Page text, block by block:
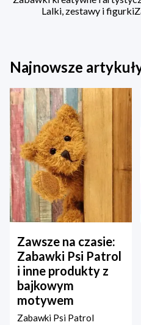
Lalki, zestawy i figurki
Najnowsze
Zawsze na czasie:
Zabawki Psi Patrol
i inne produkty z
bajkowym
motywem
Zabawki Psi Patrol